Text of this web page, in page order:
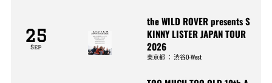
25
Sep
the WILD ROVER presents S
KINNY LISTER JAPAN TOUR
2026
東京都 ：渋谷O-West